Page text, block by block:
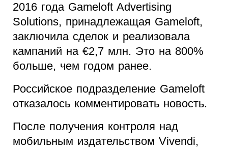
2016 года Gameloft Advertising
Solutions, принадлежащая Gameloft,
заключила сделок и реализовала
кампаний на €2,7 млн. Это на 800%
больше, чем годом ранее.
Российское подразделение Gameloft
отказалось комментировать новость.
После получения контроля над
мобильным издательством Vivendi,